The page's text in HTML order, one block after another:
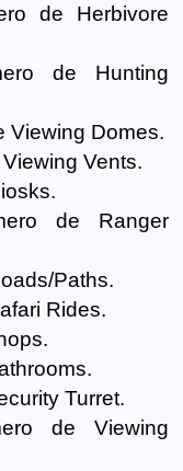
de Herbivore
de Hunting
Viewing Domes.
Vents.
de Ranger
Paths.
Rides.
Turret.
de Viewing